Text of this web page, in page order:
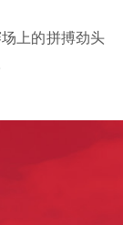
上的拼搏劲头